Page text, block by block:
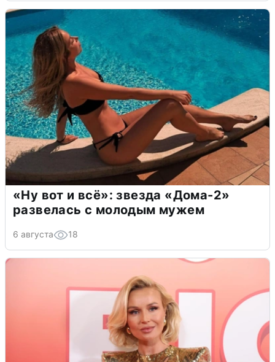
«Ну вот и всё»: звезда «Дома-2»
развелась с молодым мужем
6 августа 18